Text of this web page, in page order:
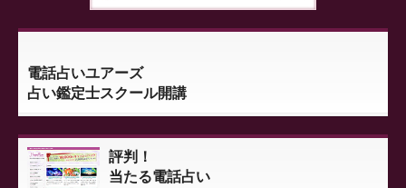
電話占いユアーズ
占い鑑定士スクール開講
評判！
当たる電話占い